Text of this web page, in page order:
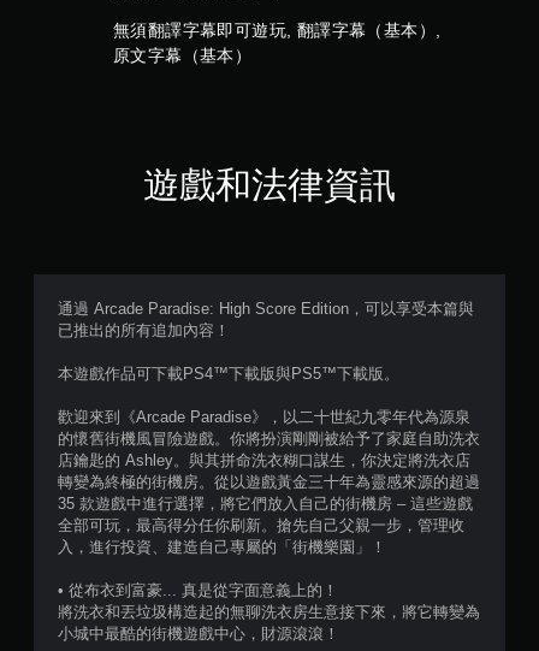
，
7
則
無須翻譯字幕即可遊玩, 翻譯字幕（基本）,
原文字幕（基本）
遊戲和法律資訊
通過 Arcade Paradise: High Score Edition，可以享受本篇與
已推出的所有追加內容！
本遊戲作品可下載PS4™下載版與PS5™下載版。
歡迎來到《Arcade Paradise》，以二十世紀九零年代為源泉
的懷舊街機風冒險遊戲。你將扮演剛剛被給予了家庭自助洗衣
店鑰匙的 Ashley。與其拼命洗衣糊口謀生，你決定將洗衣店
轉變為終極的街機房。從以遊戲黃金三十年為靈感來源的超過
35 款遊戲中進行選擇，將它們放入自己的街機房 – 這些遊戲
全部可玩，最高得分任你刷新。搶先自己父親一步，管理收
入，進行投資、建造自己專屬的「街機樂園」！
• 從布衣到富豪... 真是從字面意義上的！
將洗衣和丟垃圾構造起的無聊洗衣房生意接下來，將它轉變為
小城中最酷的街機遊戲中心，財源滾滾！